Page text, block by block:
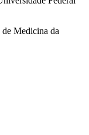
de Medicina da